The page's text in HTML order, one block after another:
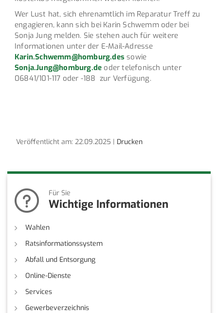
Wer Lust hat, sich ehrenamtlich im Reparatur Treff zu
engagieren, kann sich bei Karin Schwemm oder bei
Sonja Jung melden. Sie stehen auch für weitere
Informationen unter der E-Mail-Adresse
Karin.Schwemm@homburg.des sowie
Sonja.Jung@homburg.de oder telefonisch unter
06841/101-117 oder -188 zur Verfügung.
Veröffentlicht am: 22.09.2025 | Drucken
Für Sie
Wichtige Informationen
Wahlen
Ratsinformationssystem
Abfall und Entsorgung
Online-Dienste
Services
Gewerbeverzeichnis